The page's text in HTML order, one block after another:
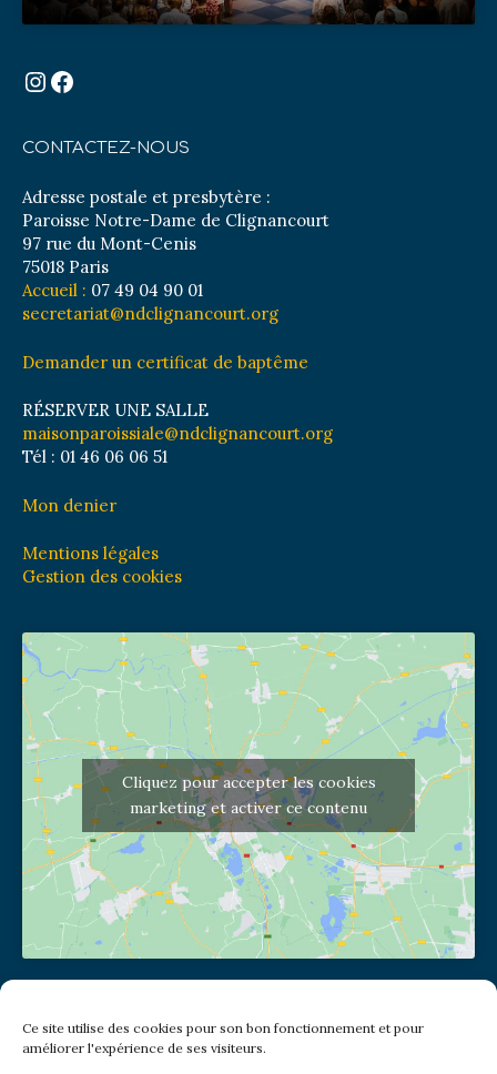
Ce site utilise des cookies pour son bon fonctionnement et pour
améliorer l'expérience de ses visiteurs.
Instagram
Facebook
CONTACTEZ-NOUS
Adresse postale et presbytère :
Paroisse Notre-Dame de Clignancourt
97 rue du Mont-Cenis
75018 Paris
Accueil : 07 49 04 90 01
secretariat@ndclignancourt.org
Demander un certificat de baptême
RÉSERVER UNE SALLE
maisonparoissiale@ndclignancourt.org
Tél : 01 46 06 06 51
Mon denier
Mentions légales
Gestion des cookies
Cliquez pour accepter les cookies
marketing et activer ce contenu
(pas de courrier à cette adresse)
2 place Jules Joffrin - 75018